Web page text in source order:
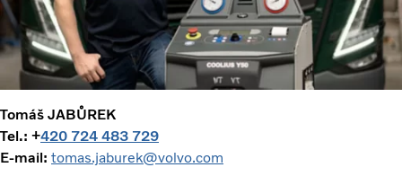
Tomáš JABŮREK
Tel.: +420 724 483 729
E-mail: tomas.jaburek@volvo.com